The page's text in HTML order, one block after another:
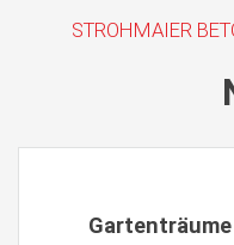
STROHMAIER